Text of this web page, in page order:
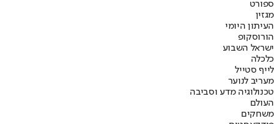
ספורט
מגזין
העיתון היומי
הורוסקופ
ישראל השבוע
כלכלה
לייף סטייל
מעריב לנוער
טכנולוגיה מדע וסביבה
העולם
משחקים